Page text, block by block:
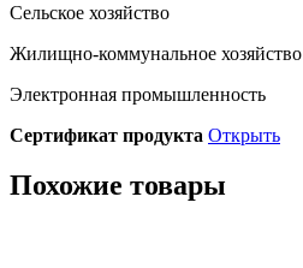
Сельское хозяйство
Жилищно-коммунальное хозяйство
Электронная промышленность
Сертификат продукта Открыть
Похожие товары